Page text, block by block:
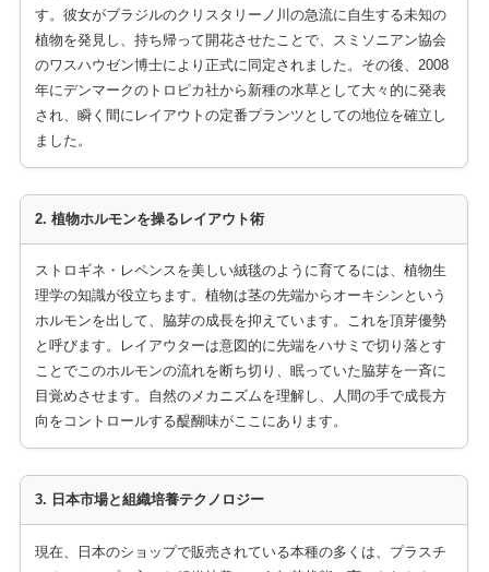
す。彼女がブラジルのクリスタリーノ川の急流に自生する未知の
植物を発見し、持ち帰って開花させたことで、スミソニアン協会
のワスハウゼン博士により正式に同定されました。その後、2008
年にデンマークのトロピカ社から新種の水草として大々的に発表
され、瞬く間にレイアウトの定番プランツとしての地位を確立し
ました。
2. 植物ホルモンを操るレイアウト術
ストロギネ・レペンスを美しい絨毯のように育てるには、植物生
理学の知識が役立ちます。植物は茎の先端からオーキシンという
ホルモンを出して、脇芽の成長を抑えています。これを頂芽優勢
と呼びます。レイアウターは意図的に先端をハサミで切り落とす
ことでこのホルモンの流れを断ち切り、眠っていた脇芽を一斉に
目覚めさせます。自然のメカニズムを理解し、人間の手で成長方
向をコントロールする醍醐味がここにあります。
3. 日本市場と組織培養テクノロジー
現在、日本のショップで販売されている本種の多くは、プラスチ